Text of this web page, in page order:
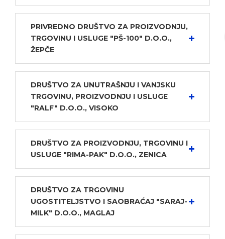
PRIVREDNO DRUŠTVO ZA PROIZVODNJU,
TRGOVINU I USLUGE "PŠ-100" D.O.O.,
ŽEPČE
DRUŠTVO ZA UNUTRAŠNJU I VANJSKU
TRGOVINU, PROIZVODNJU I USLUGE
"RALF" D.O.O., VISOKO
DRUŠTVO ZA PROIZVODNJU, TRGOVINU I
USLUGE "RIMA-PAK" D.O.O., ZENICA
DRUŠTVO ZA TRGOVINU
UGOSTITELJSTVO I SAOBRAĆAJ "SARAJ-
MILK" D.O.O., MAGLAJ